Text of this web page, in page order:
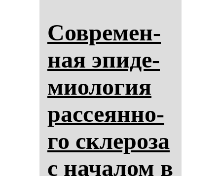
Сов­ре­мен­
ная эпи­де­
ми­оло­гия
рас­се­ян­но­
го скле­ро­за
с на­ча­лом в